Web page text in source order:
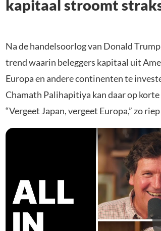
kapitaal stroomt
Na de handelsoorlog van Donald
trend waarin beleggers kapitaal uit
Europa en andere continenten te
Chamath Palihapitiya kan daar op
“Vergeet Japan, vergeet Europa,” zo